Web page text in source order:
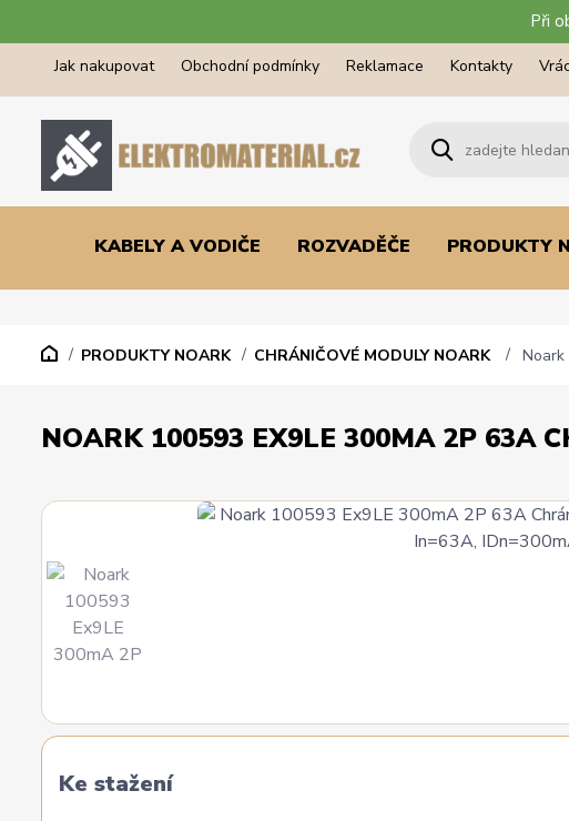
Při
Jak nakupovat Obchodní podmínky Reklamace Kontakty
KABELY A VODIČE ROZVADĚČE PRODUKTY
PRODUKTY NOARK CHRÁNIČOVÉ MODULY NOARK Noark
NOARK 100593 EX9LE 300MA 2P 63A
Ke stažení